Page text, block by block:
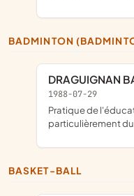
BADMINTON
DRAGUIGNAN
1988-07-29
pratique de l'éducation physique et des sports plus
particulièrement
BASKET-BALL